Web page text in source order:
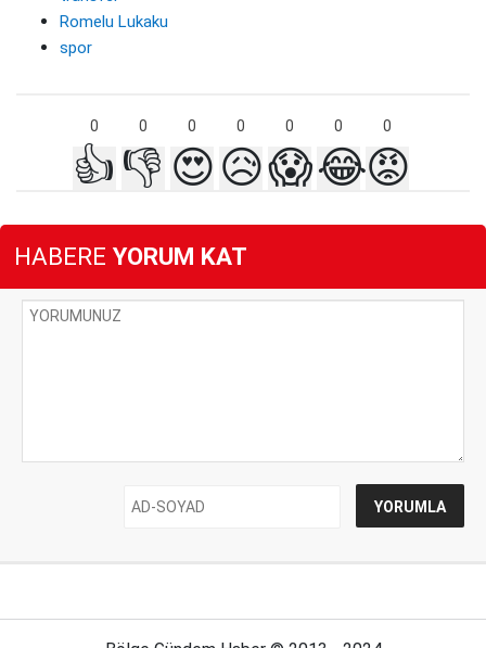
Romelu Lukaku
spor
0 0 0 0 0 0 0
👍 👎 😍😥😱😂😡
HABERE YORUM KAT